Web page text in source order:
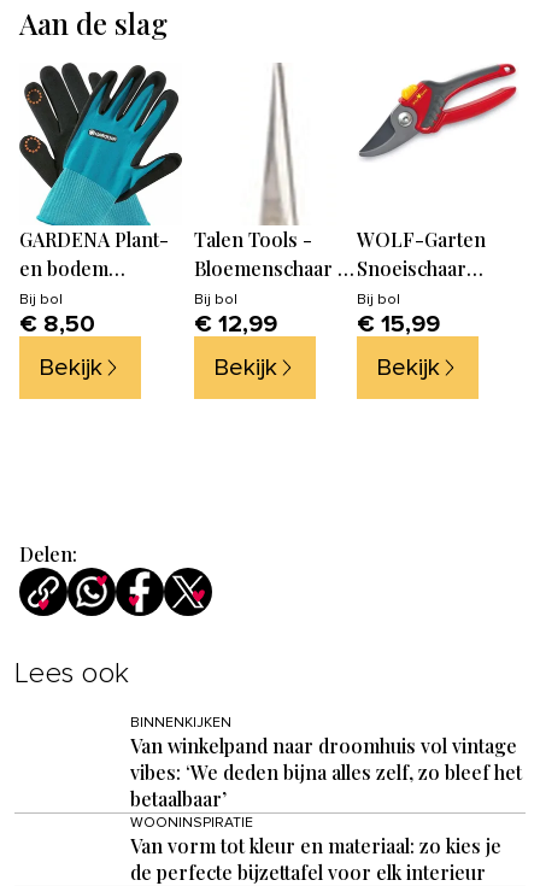
Aan de slag
GARDENA Plant-
en bodem
Tuinhandschoenen
- Maat L
Bij bol
€ 8,50
Bekijk
Talen Tools -
Bloemenschaar -
Koolstofstaal
Bij bol
€ 12,99
Bekijk
WOLF-Garten
Snoeischaar
"Comfort Plus"
RR 2500
Bij bol
€ 15,99
Bekijk
Delen:
Lees ook
BINNENKIJKEN
Van winkelpand naar droomhuis vol vintage
vibes: ‘We deden bijna alles zelf, zo bleef het
betaalbaar’
WOONINSPIRATIE
Van vorm tot kleur en materiaal: zo kies je
de perfecte bijzettafel voor elk interieur